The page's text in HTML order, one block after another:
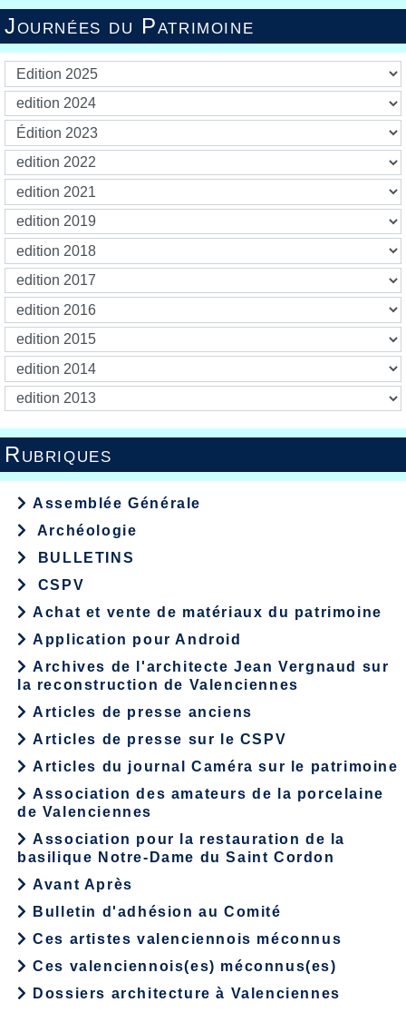
Journées du Patrimoine
Rubriques
Assemblée Générale
Archéologie
BULLETINS
CSPV
Achat et vente de matériaux du patrimoine
Application pour Android
Archives de l'architecte Jean Vergnaud sur
la reconstruction de Valenciennes
Articles de presse anciens
Articles de presse sur le CSPV
Articles du journal Caméra sur le patrimoine
Association des amateurs de la porcelaine
de Valenciennes
Association pour la restauration de la
basilique Notre-Dame du Saint Cordon
Avant Après
Bulletin d'adhésion au Comité
Ces artistes valenciennois méconnus
Ces valenciennois(es) méconnus(es)
Dossiers architecture à Valenciennes